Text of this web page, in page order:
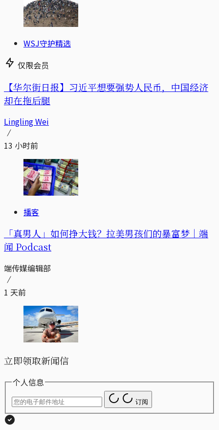
WSJ守护精选
仅限会员
【华尔街日报】习近平想要强势人民币，中国经济
却在拖后腿
Lingling Wei
13 小时前
播客
「真男人」如何挣大钱？拉美男孩们的暴富梦｜端
闻 Podcast
端传媒编辑部
1 天前
立即领取新闻信
个人信息
订阅